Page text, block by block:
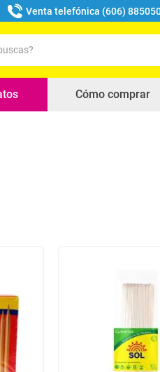
Venta telefónica (606)
Cómo comprar
buscados